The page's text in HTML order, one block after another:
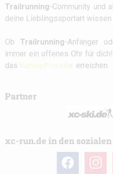
Trailrunning-Community und
deine Lieblingssportart
Ob Trailrunning-Anfänger
immer ein offenes Ohr für
das Kontaktformular erreichen.
Partner
xc-run.de in den
facebook